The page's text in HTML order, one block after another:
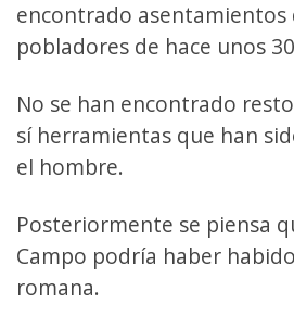
encontrado asentamientos
pobladores de hace unos
No se han encontrado
sí herramientas que han
el hombre.
Posteriormente se piensa
Campo podría haber
romana.